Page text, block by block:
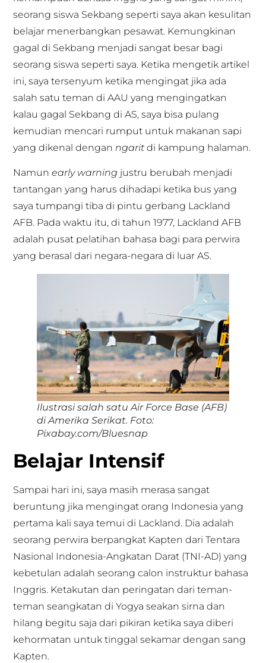
seorang siswa Sekbang seperti saya akan kesulitan
belajar menerbangkan pesawat. Kemungkinan
gagal di Sekbang menjadi sangat besar bagi
seorang siswa seperti saya. Ketika mengetik artikel
ini, saya tersenyum ketika mengingat jika ada
salah satu teman di AAU yang mengingatkan
kalau gagal Sekbang di AS, saya bisa pulang
kemudian mencari rumput untuk makanan sapi
yang dikenal dengan ngaritdi kampung halaman.
Namun early warning justru berubah menjadi
tantangan yang harus dihadapi ketika bus yang
saya tumpangi tiba di pintu gerbang Lackland
AFB. Pada waktu itu, di tahun 1977, Lackland AFB
adalah pusat pelatihan bahasa bagi para perwira
yang berasal dari negara-negara di luar AS.
Ilustrasi salah satu Air Force Base (AFB)
di Amerika Serikat. Foto:
Pixabay.com/Bluesnap
Belajar Intensif
Sampai hari ini, saya masih merasa sangat
beruntung jika mengingat orang Indonesia yang
pertama kali saya temui di Lackland. Dia adalah
seorang perwira berpangkat Kapten dari Tentara
Nasional Indonesia-Angkatan Darat (TNI-AD) yang
kebetulan adalah seorang calon instruktur bahasa
Inggris. Ketakutan dan peringatan dari teman-
teman seangkatan di Yogya seakan sirna dan
hilang begitu saja dari pikiran ketika saya diberi
kehormatan untuk tinggal sekamar dengan sang
Kapten.